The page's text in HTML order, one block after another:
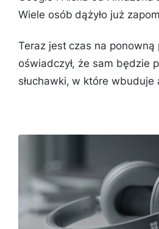
Wiele osób dążyło już
Teraz jest czas na
oświadczył, że sam będzie
słuchawki, w które